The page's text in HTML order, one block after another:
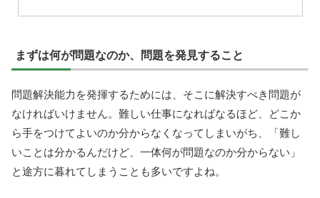
まずは何が問題なのか、問題を発見すること
問題解決能力を発揮するためには、そこに解決すべき問題が
なければいけません。難しい仕事になればなるほど、どこか
ら手をつけてよいのか分からなくなってしまいがち、「難し
いことは分かるんだけど、一体何が問題なのか分からない」
と途方に暮れてしまうことも多いですよね。